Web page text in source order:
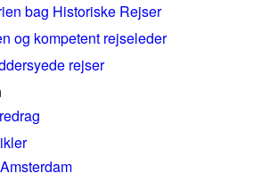
bag Historiske Rejser
og kompetent rejseleder
rejser
Amsterdam